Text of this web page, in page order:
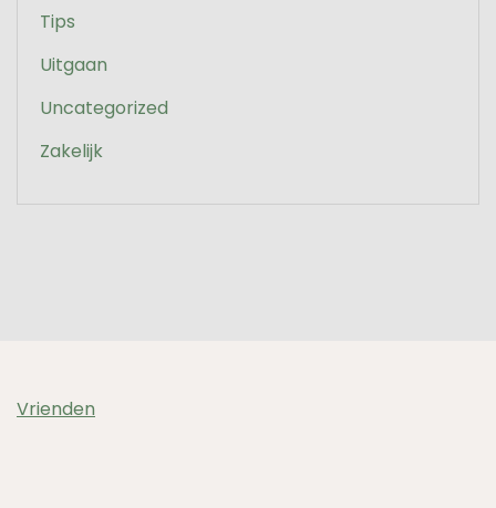
Tips
Uitgaan
Uncategorized
Zakelijk
Vrienden